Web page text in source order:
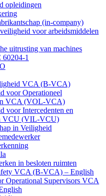
opleidingen
(in-company)
voor arbeidsmiddelen
uitrusting van machines
1
VCA (B-VCA)
voor Operationeel
VCA (VOL-VCA)
voor Intercedenten en
VCU (VIL-VCU)
in Veiligheid
in besloten ruimten
VCA (B-VCA) – English
Operational Supervisors VCA